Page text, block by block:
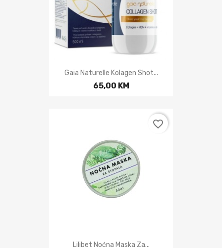
Gaia Naturelle Kolagen Shot...
65,00 KM
Lilibet Noćna Maska Za...
favorite_border